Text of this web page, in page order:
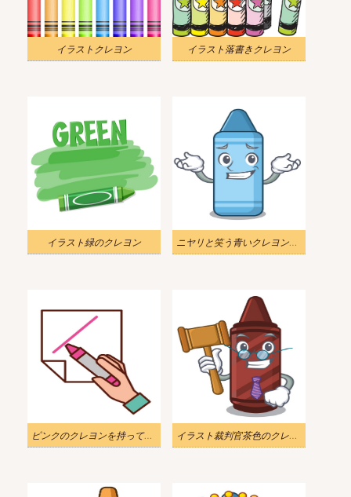
イラストクレヨン イラスト落書きクレヨン
イラスト緑のクレヨン ニヤリと笑う青いクレヨンのイラスト
ピンクのクレヨンを持っているイラストの手 イラスト裁判官茶色のクレヨン